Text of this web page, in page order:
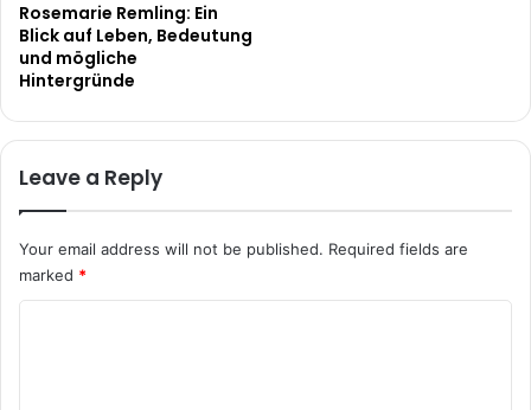
Rosemarie Remling: Ein
Blick auf Leben, Bedeutung
und mögliche
Hintergründe
Leave a Reply
Your email address will not be published. Required fields are
marked *